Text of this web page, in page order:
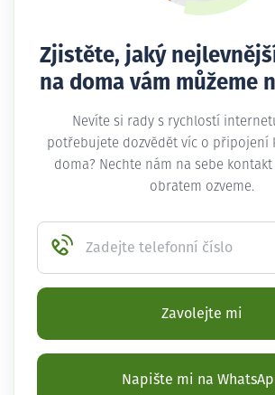
Zjistěte, jaký
na doma vám můžeme
Nevíte si rady s rychlostí
potřebujete dozvědět víc o připojení
doma? Nechte nám na sebe kontakt
obratem ozveme.
Zadejte telefonní číslo
Zavolejte mi
Napište mi na